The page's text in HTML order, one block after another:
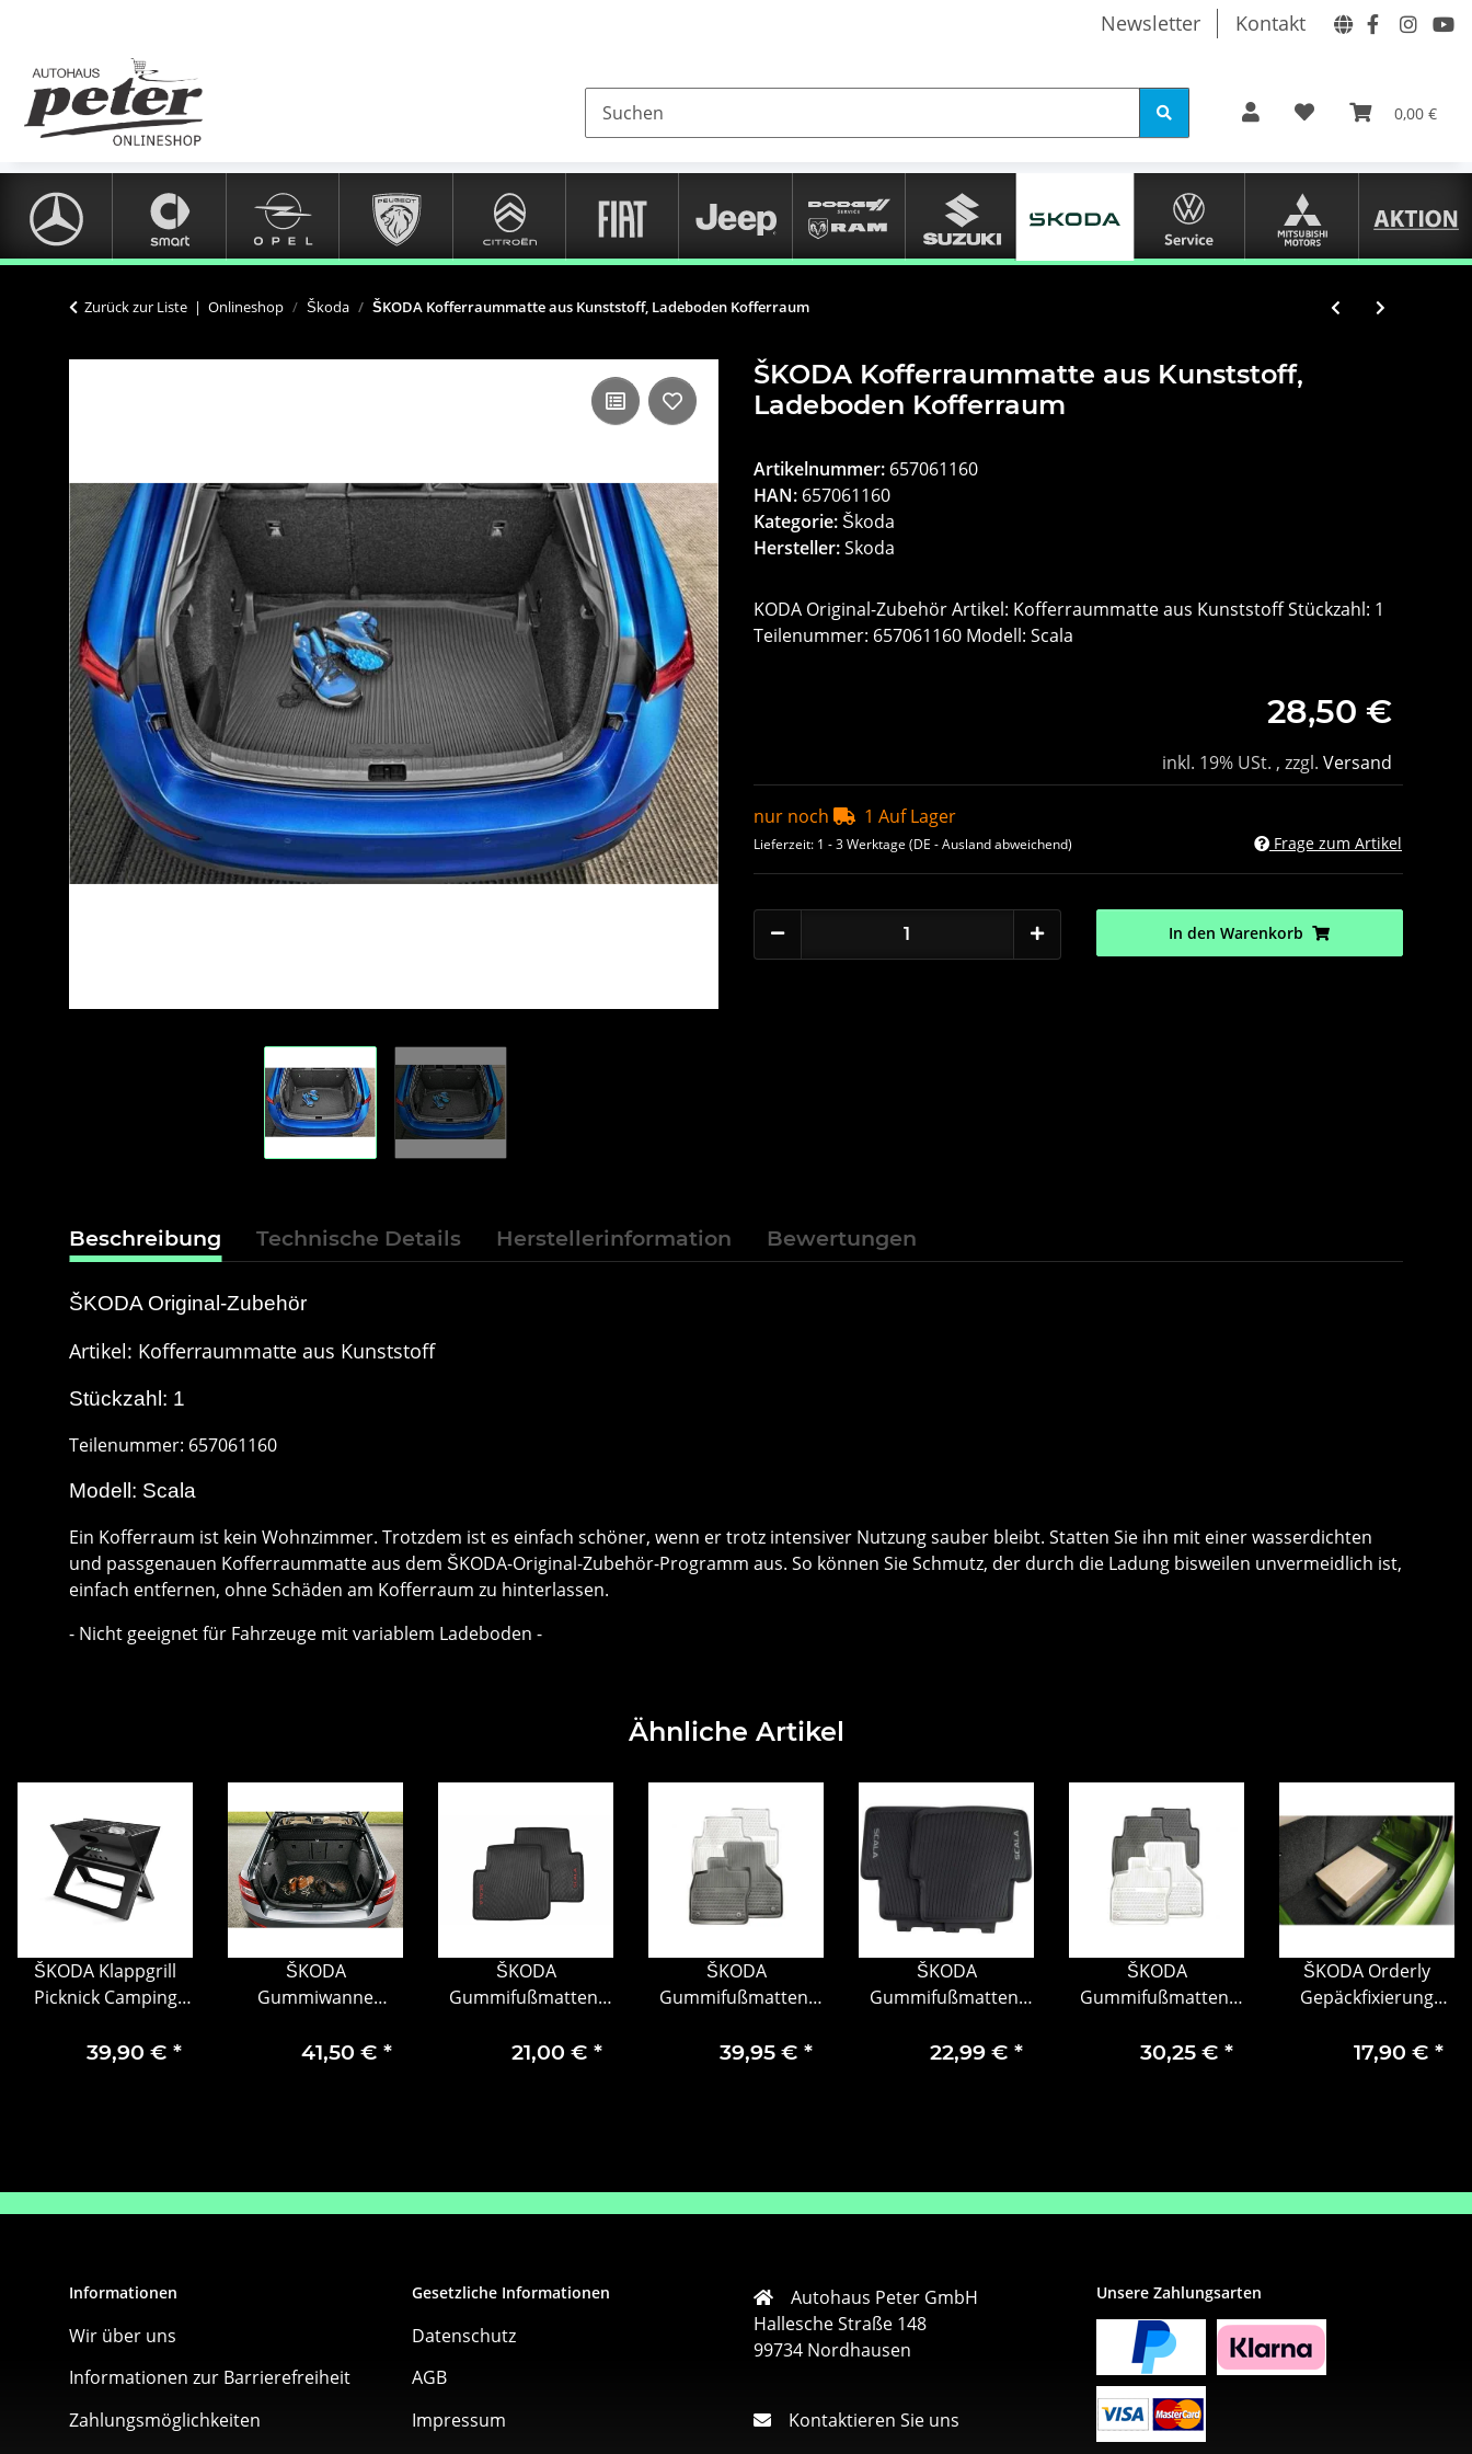
Newsletter Kontakt
0,00 €
Zurück zur Liste Onlineshop Škoda ŠKODA Kofferraummatte aus Kunststoff, Ladeboden Kofferraum
ŠKODA Kofferraummatte aus Kunststoff,
Ladeboden Kofferraum
Artikelnummer: 657061160
HAN: 657061160
Kategorie: Škoda
Hersteller:Skoda
KODA Original-Zubehör Artikel: Kofferraummatte aus Kunststoff Stückzahl: 1
Teilenummer: 657061160 Modell: Scala
28,50 €
inkl. 19% USt. , zzgl. Versand
nur noch 1 Auf Lager
Lieferzeit: 1 - 3 Werktage (DE - Ausland abweichend) Frage zum Artikel
In den Warenkorb
Beschreibung Technische Details Herstellerinformation Bewertungen
ŠKODA Original-Zubehör
Artikel: Kofferraummatte aus Kunststoff
Stückzahl: 1
Teilenummer: 657061160
Modell: Scala
Ein Kofferraum ist kein Wohnzimmer. Trotzdem ist es einfach schöner, wenn er trotz intensiver Nutzung sauber bleibt. Statten Sie ihn mit einer wasserdichten
und passgenauen Kofferraummatte aus dem ŠKODA-Original-Zubehör-Programm aus. So können Sie Schmutz, der durch die Ladung bisweilen unvermeidlich ist,
einfach entfernen, ohne Schäden am Kofferraum zu hinterlassen.
- Nicht geeignet für Fahrzeuge mit variablem Ladeboden -
Ähnliche Artikel
ŠKODA Klappgrill
Picknick Camping
6U0069642
39,90 € *
ŠKODA
Gummiwanne
Ladewanne
41,50 € *
ŠKODA
Gummifußmatten-
mit roter Schrift
21,00 € *
ŠKODA
Gummifußmatten-
39,95 € *
ŠKODA
Gummifußmatten-
22,99 € *
ŠKODA
Gummifußmatten-
30,25 € *
ŠKODA Orderly
Gepäckfixierung
17,90 € *
Informationen
Wir über uns
Informationen zur Barrierefreiheit
Zahlungsmöglichkeiten
Gesetzliche Informationen
Datenschutz
AGB
Impressum
Autohaus Peter GmbH
Hallesche Straße 148
99734 Nordhausen
Kontaktieren Sie uns
Unsere Zahlungsarten